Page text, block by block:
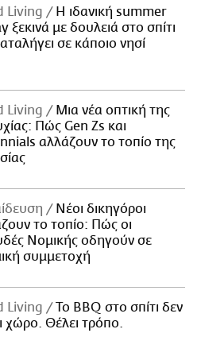
Living
Η ιδανική summer
ξεκινά με δουλειά στο σπίτι
σε κάποιο νησί
Living
Μια νέα οπτική της
Πώς Gen Zs και
αλλάζουν το τοπίο της
Νέοι δικηγόροι
το τοπίο: Πώς οι
Νομικής οδηγούν σε
συμμετοχή
Living
Το BBQ στο σπίτι δεν
χώρο. Θέλει τρόπο.